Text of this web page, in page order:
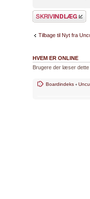
Skriv et svar
Tilbage til Nyt fra
HVEM ER ONLINE
Brugere der læser
Boardindeks ‹